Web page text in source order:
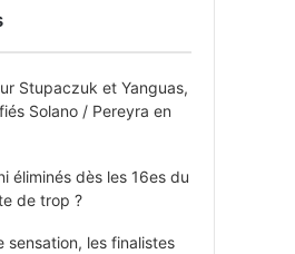
Stupaczuk et Yanguas,
Solano / Pereyra en
éliminés dès les 16es du
de trop ?
sensation, les finalistes